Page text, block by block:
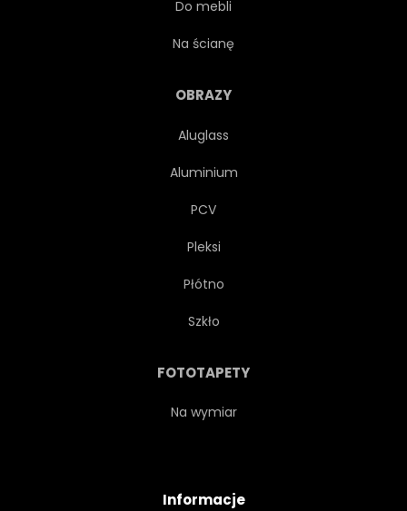
PLAŻA
Do mebli
Na ścianę
OBRAZY
Aluglass
Aluminium
PCV
Pleksi
Płótno
Szkło
FOTOTAPETY
Na wymiar
Informacje